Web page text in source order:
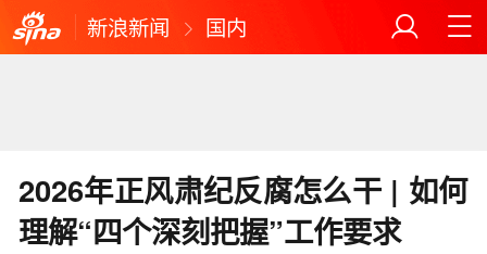
新浪新闻 国内
2026年正风肃纪反腐怎么干 | 如何
理解“四个深刻把握”工作要求